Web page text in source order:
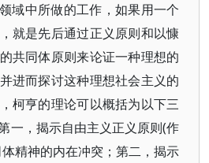
域中所做的工作，如果用一个
就是先后通过正义原则和以慷
共同体原则来论证一种理想的
进而探讨这种理想社会主义的
柯亨的理论可以概括为以下三
一，揭示自由主义正义原则(作
精神的内在冲突；第二，揭示